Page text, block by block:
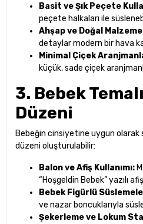
Basit ve Şık Peçete
peçete halkaları ile
Ahşap ve Doğal
detaylar modern bir hava
Minimal Çiçek
küçük, sade çiçek
3. Bebek
Düzeni
Bebeğin cinsiyetine uygun olarak
düzeni oluşturulabilir:
Balon ve Afiş Kullanımı:
“Hoşgeldin Bebek” yazılı
Bebek Figürlü
ve nazar boncuklarıyla
Şekerleme ve Lokum